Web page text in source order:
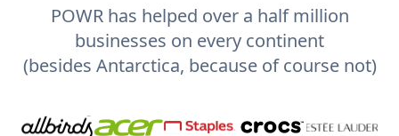
POWR has helped over a half million
businesses on every continent
(besides Antarctica, because of course not)